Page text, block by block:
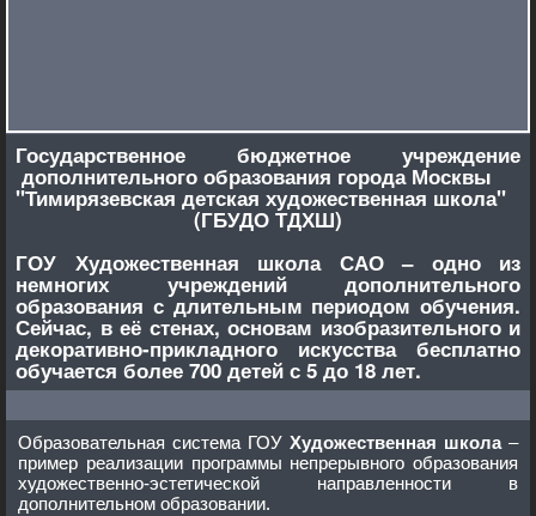
Государственное бюджетное учреждение
дополнительного образования города Москвы
"Тимирязевская детская художественная школа"
(ГБУДО ТДХШ)
ГОУ Художественная школа САО – одно из
немногих учреждений дополнительного
образования с длительным периодом обучения.
Сейчас, в её стенах, основам изобразительного и
декоративно-прикладного искусства бесплатно
обучается более 700 детей с 5 до 18 лет.
Образовательная система ГОУ Художественная школа –
пример реализации программы непрерывного образования
художественно-эстетической направленности в
дополнительном образовании.